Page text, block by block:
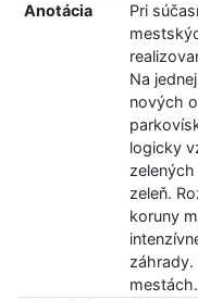
Anotácia
Pri
Na
nových
logicky
zeleň.
koruny
záhrady.
mestách.